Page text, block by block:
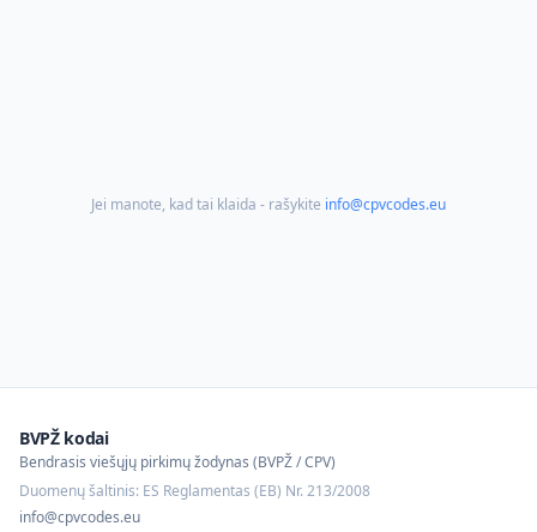
Jei manote, kad tai klaida - rašykite info@cpvcodes.eu
BVPŽ kodai
Bendrasis viešųjų pirkimų žodynas (BVPŽ / CPV)
Duomenų šaltinis: ES Reglamentas (EB) Nr. 213/2008
info@cpvcodes.eu